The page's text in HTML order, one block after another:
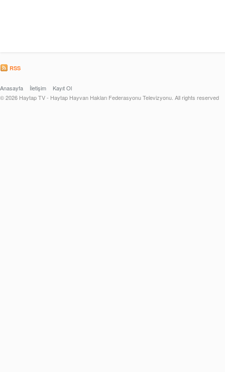
RSS
Anasayfa İletişim
Kayıt Ol
© 2026 Haytap TV - Haytap Hayvan Hakları Federasyonu Televizyonu. All rights reserved